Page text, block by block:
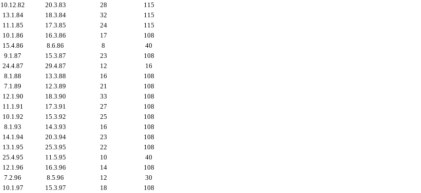
10.12.82 20.3.83 28
115
13.1.84 18.3.84 32
115
11.1.85 17.3.85 24
115
10.1.86 16.3.86 17
108
15.4.86 8.6.86 8
40
9.1.87 15.3.87 23
108
24.4.87 29.4.87 12
16
8.1.88 13.3.88 16
108
7.1.89 12.3.89 21
108
12.1.90 18.3.90 33
108
11.1.91 17.3.91 27
108
10.1.92 15.3.92 25
108
8.1.93 14.3.93 16
108
14.1.94 20.3.94 23
108
13.1.95 25.3.95 22
108
25.4.95 11.5.95 10
40
12.1.96 16.3.96 14
108
7.2.96 8.5.96 12
30
10.1.97 15.3.97 18
108